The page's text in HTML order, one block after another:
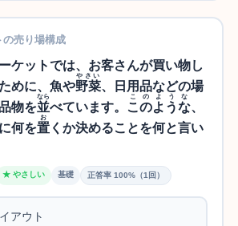
の売り場構成
ケットでは、お客さんが買い物し
めに、魚や野菜
やさい
、日用品などの場
物を並
なら
べています。 このような
このような
、
何を置
お
くか決めることを何と言い
★ やさしい 基礎 正答率 100%（1回）
アウト